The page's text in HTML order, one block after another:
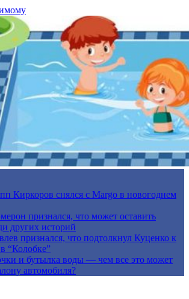
Киркоров снялся с Margo в новогоднем
признался, что может оставить
других историй
признался, что подтолкнул Куценко к
“Колобке”
и бутылка воды — чем все это может
автомобиля?